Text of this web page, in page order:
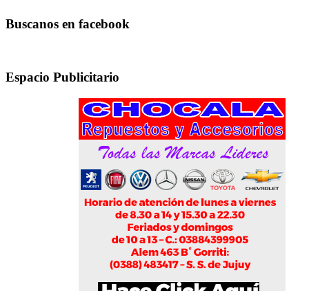
Buscanos en facebook
Espacio Publicitario